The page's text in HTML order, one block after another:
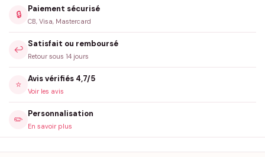
🔒
Paiement sécurisé
CB, Visa, Mastercard
↩️
Satisfait ou remboursé
Retour sous 14 jours
⭐
Avis vérifiés 4,7/5
Voir les avis
✏️
Personnalisation
En savoir plus